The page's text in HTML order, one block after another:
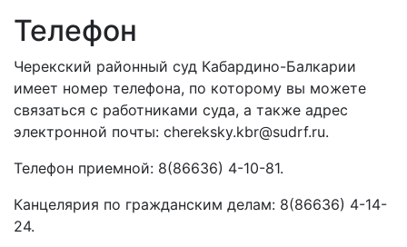
Телефон
Черекский районный суд Кабардино-Балкарии
имеет номер телефона, по которому вы можете
связаться с работниками суда, а также адрес
электронной почты: chereksky.kbr@sudrf.ru.
Телефон приемной: 8(86636) 4-10-81.
Канцелярия по гражданским делам: 8(86636) 4-14-
24.